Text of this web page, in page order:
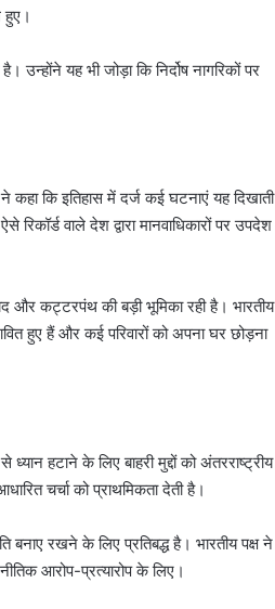
हुए।
यह भी जोड़ा कि निर्दोष नागरिकों पर
कि इतिहास में दर्ज कई घटनाएं यह दिखाती
वाले देश द्वारा मानवाधिकारों पर उपदेश
और कट्टरपंथ की बड़ी भूमिका रही है। भारतीय
हुए हैं और कई परिवारों को अपना घर छोड़ना
हटाने के लिए बाहरी मुद्दों को अंतरराष्ट्रीय
चर्चा को प्राथमिकता देती है।
बनाए रखने के लिए प्रतिबद्ध है। भारतीय पक्ष ने
आरोप-प्रत्यारोप के लिए।